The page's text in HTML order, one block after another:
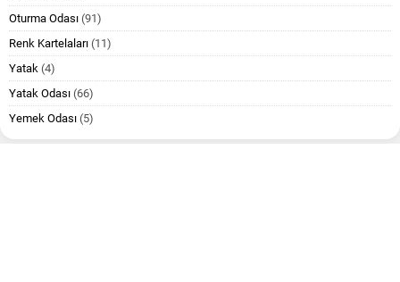
Oturma Odası (91)
Renk Kartelaları (11)
Yatak (4)
Yatak Odası (66)
Yemek Odası (5)